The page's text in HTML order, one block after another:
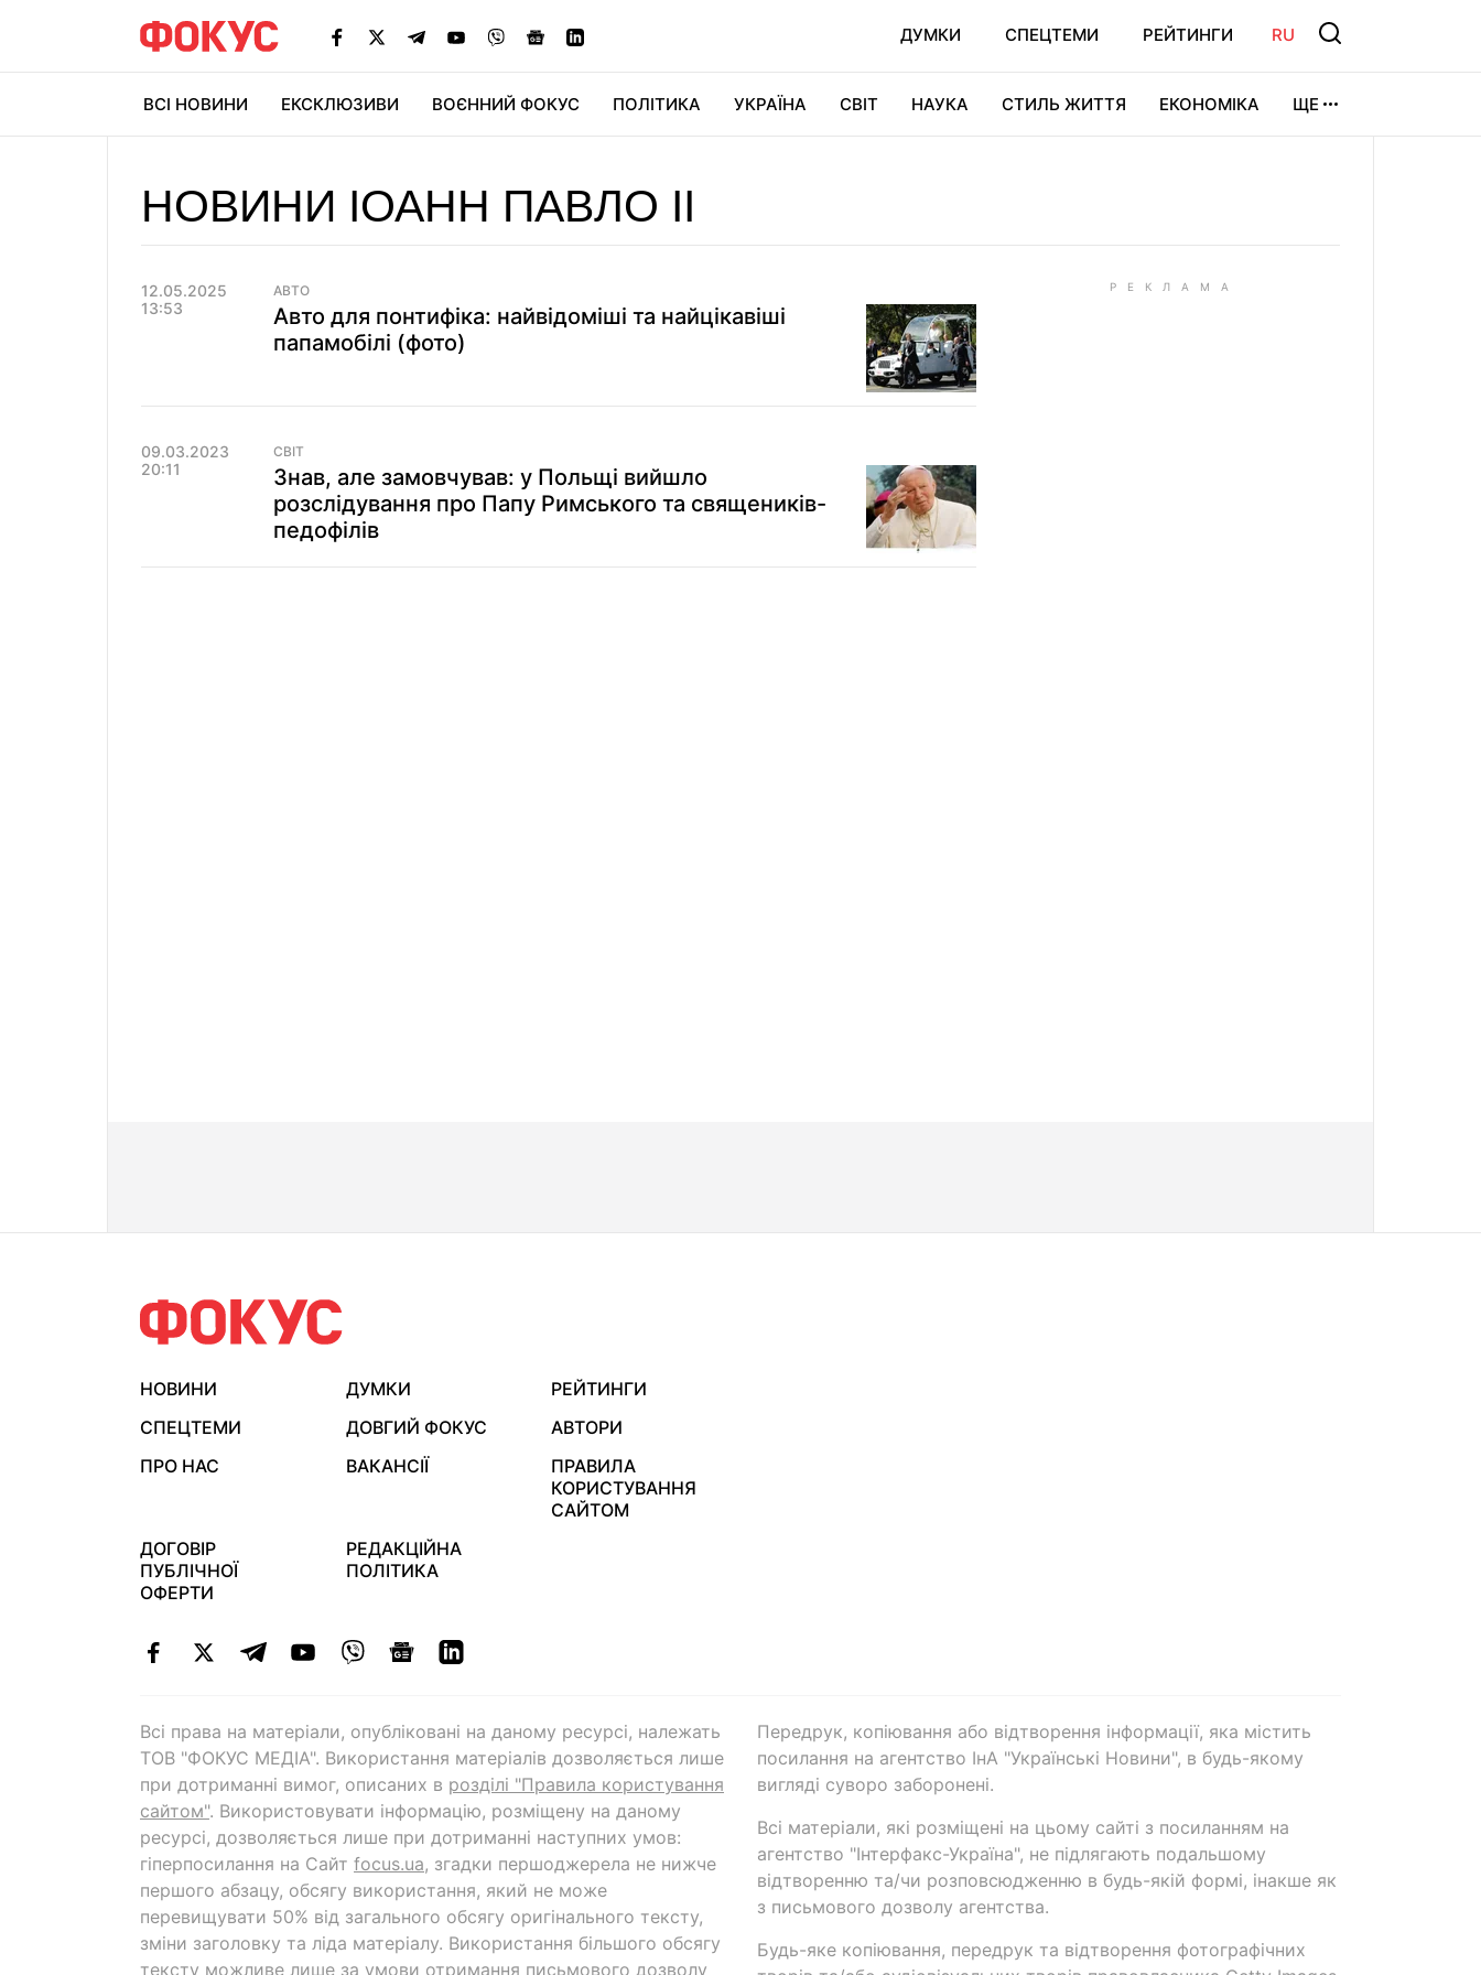
ДУМКИ СПЕЦТЕМИ РЕЙТИНГИ RU
ВСІ НОВИНИ ЕКСКЛЮЗИВИ ВОЄННИЙ ФОКУС ПОЛІТИКА УКРАЇНА СВІТ НАУКА СТИЛЬ ЖИТТЯ ЕКОНОМІКА ЩЕ
НОВИНИ ІОАНН ПАВЛО II
12.05.2025
13:53
АВТО
Авто для понтифіка: найвідоміші та найцікавіші
папамобілі (фото)
09.03.2023
20:11
СВІТ
Знав, але замовчував: у Польщі вийшло
розслідування про Папу Римського та священиків-
педофілів
НОВИНИ ДУМКИ
РЕЙТИНГИ
СПЕЦТЕМИ
ДОВГИЙ ФОКУС
АВТОРИ
ПРО НАС
ВАКАНСІЇ
ПРАВИЛА
КОРИСТУВАННЯ
САЙТОМ
ДОГОВІР
ПУБЛІЧНОЇ
ОФЕРТИ
РЕДАКЦІЙНА
ПОЛІТИКА
Всі права на матеріали, опубліковані на даному ресурсі, належать
ТОВ "ФОКУС МЕДІА". Використання матеріалів дозволяється лише
при дотриманні вимог, описаних в розділі "Правила користування
сайтом". Використовувати інформацію, розміщену на даному
ресурсі, дозволяється лише при дотриманні наступних умов:
гіперпосилання на Cайт focus.ua, згадки першоджерела не нижче
першого абзацу, обсягу використання, який не може
перевищувати 50% від загального обсягу оригінального тексту,
зміни заголовку та ліда матеріалу. Використання більшого обсягу
тексту можливе лише за умови отримання письмового дозволу
Передрук, копіювання або відтворення інформації, яка містить
посилання на агентство ІнА "Українські Новини", в будь-якому
вигляді суворо заборонені.
Всі матеріали, які розміщені на цьому сайті з посиланням на
агентство "Інтерфакс-Україна", не підлягають подальшому
відтворенню та/чи розповсюдженню в будь-якій формі, інакше як
з письмового дозволу агентства.
Будь-яке копіювання, передрук та відтворення фотографічних